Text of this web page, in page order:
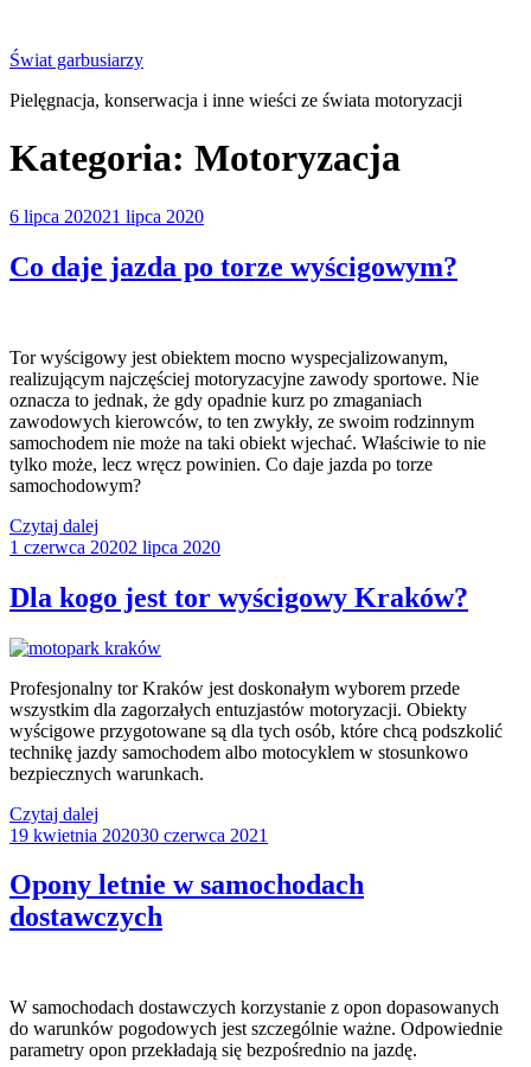
treści
Świat garbusiarzy
Pielęgnacja, konserwacja i inne wieści ze świata motoryzacji
Kategoria: Motoryzacja
Opublikowane
6 lipca 202021 lipca 2020
Co daje jazda po torze wyścigowym?
Tor wyścigowy jest obiektem mocno wyspecjalizowanym,
realizującym najczęściej motoryzacyjne zawody sportowe. Nie
oznacza to jednak, że gdy opadnie kurz po zmaganiach
zawodowych kierowców, to ten zwykły, ze swoim rodzinnym
samochodem nie może na taki obiekt wjechać. Właściwie to nie
tylko może, lecz wręcz powinien. Co daje jazda po torze
samochodowym?
Czytaj dalej
daje
po
torze
Opublikowane
1 czerwca 20202 lipca 2020
Dla kogo jest tor wyścigowy Kraków?
Profesjonalny tor Kraków jest doskonałym wyborem przede
wszystkim dla zagorzałych entuzjastów motoryzacji. Obiekty
wyścigowe przygotowane są dla tych osób, które chcą podszkolić
technikę jazdy samochodem albo motocyklem w stosunkowo
bezpiecznych warunkach.
Czytaj dalej
kogo
tor
wyścigowy
Kraków?”
Opublikowane
19 kwietnia 202030 czerwca 2021
Opony letnie w samochodach
dostawczych
W samochodach dostawczych korzystanie z opon dopasowanych
do warunków pogodowych jest szczególnie ważne. Odpowiednie
parametry opon przekładają się bezpośrednio na jazdę.